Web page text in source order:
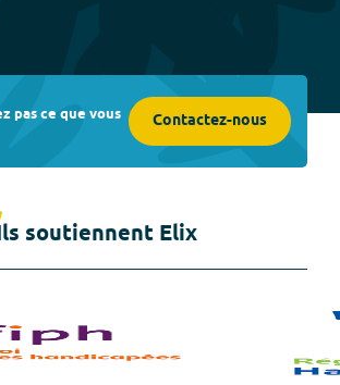
pas ce que vous Contactez-nous
soutiennent Elix